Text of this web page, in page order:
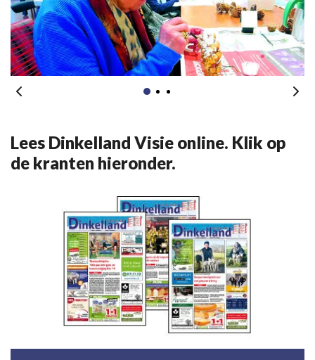
Lees Dinkelland Visie online. Klik op
de kranten hieronder.